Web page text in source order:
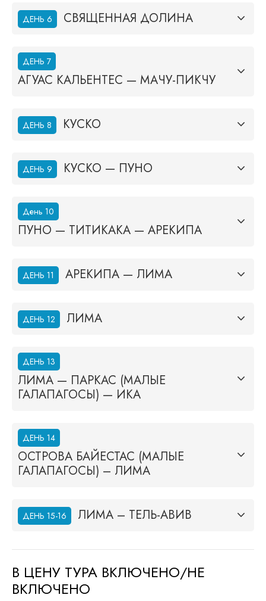
ДЕНЬ 6 СВЯЩЕННАЯ ДОЛИНА
ДЕНЬ 7
АГУАС КАЛЬЕНТЕС — МАЧУ-ПИКЧУ
ДЕНЬ 8 КУСКО
ДЕНЬ 9 КУСКО — ПУНО
День 10
ПУНО — ТИТИКАКА — АРЕКИПА
ДЕНЬ 11 АРЕКИПА — ЛИМА
ДЕНЬ 12 ЛИМА
ДЕНЬ 13
ЛИМА — ПАРКАС (МАЛЫЕ
ГАЛАПАГОСЫ) — ИКА
ДЕНЬ 14
ОСТРОВА БАЙЕСТАС (МАЛЫЕ
ГАЛАПАГОСЫ) – ЛИМА
ДЕНЬ 15-16 ЛИМА – ТЕЛЬ-АВИВ
В ЦЕНУ ТУРА ВКЛЮЧЕНО/НЕ
ВКЛЮЧЕНО